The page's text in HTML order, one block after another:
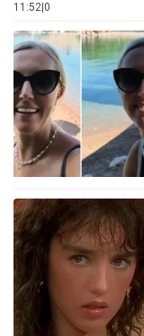
11:52 0